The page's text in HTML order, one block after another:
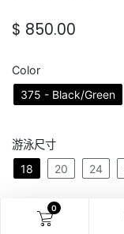
0
$ 850.00
Color
375 - Black/Green
游泳尺寸
18
20 24
加入購物車